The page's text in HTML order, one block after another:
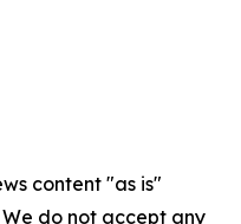
content "as is"
do not accept any